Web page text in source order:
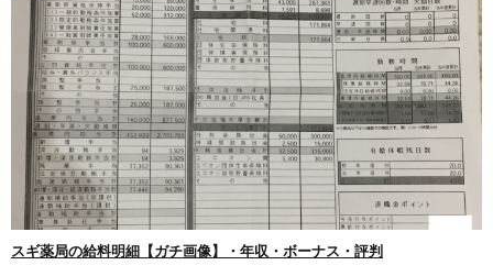
スギ薬局の給料明細【ガチ画像】・年収・ボーナス・評判